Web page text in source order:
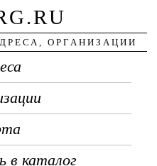
ОРГАНИЗАЦИИ
в каталог